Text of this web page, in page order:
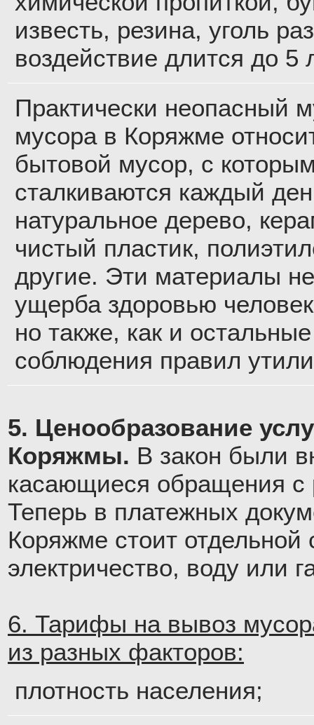
известь, резина, уголь
воздействие длится до 5
Практически неопасный
мусора в Коряжме
бытовой мусор, с
сталкиваются каждый
натуральное дерево,
чистый пластик,
другие. Эти материалы
ущерба здоровью
но также, как и
соблюдения правил
5. Ценообразование
Коряжмы. В закон были
касающиеся обращения с
Теперь в платежных
Коряжме стоит отдельной
электричество, воду или
6. Тарифы на вывоз
из разных факторов:
плотность населения;